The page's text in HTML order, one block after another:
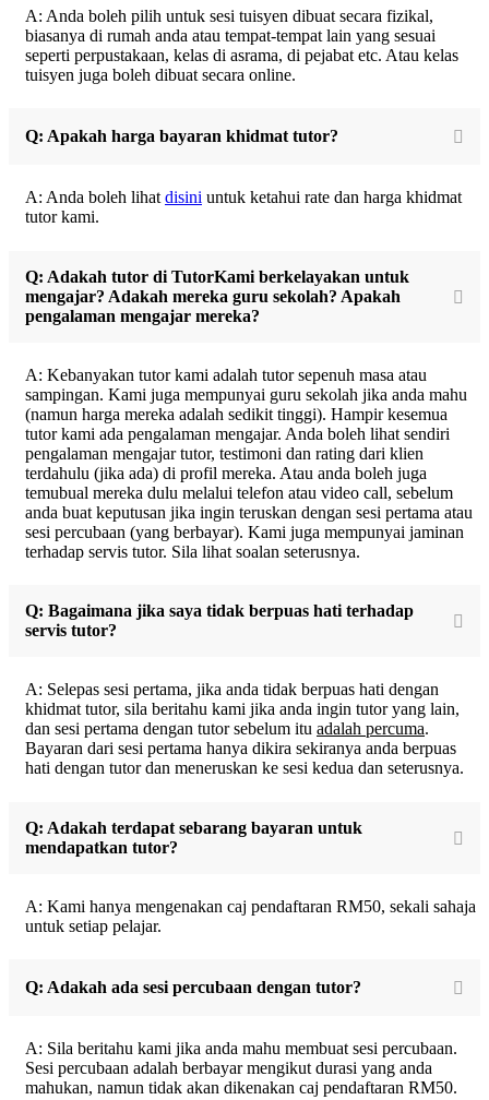
A: Anda boleh pilih untuk sesi tuisyen dibuat secara fizikal,
biasanya di rumah anda atau tempat-tempat lain yang sesuai
seperti perpustakaan, kelas di asrama, di pejabat etc. Atau kelas
tuisyen juga boleh dibuat secara online.
Q: Apakah harga bayaran khidmat tutor?
A: Anda boleh lihat disini untuk ketahui rate dan harga khidmat
tutor kami.
Q: Adakah tutor di TutorKami berkelayakan untuk
mengajar? Adakah mereka guru sekolah? Apakah
pengalaman mengajar mereka?
A: Kebanyakan tutor kami adalah tutor sepenuh masa atau
sampingan. Kami juga mempunyai guru sekolah jika anda mahu
(namun harga mereka adalah sedikit tinggi). Hampir kesemua
tutor kami ada pengalaman mengajar. Anda boleh lihat sendiri
pengalaman mengajar tutor, testimoni dan rating dari klien
terdahulu (jika ada) di profil mereka. Atau anda boleh juga
temubual mereka dulu melalui telefon atau video call, sebelum
anda buat keputusan jika ingin teruskan dengan sesi pertama atau
sesi percubaan (yang berbayar). Kami juga mempunyai jaminan
terhadap servis tutor. Sila lihat soalan seterusnya.
Q: Bagaimana jika saya tidak berpuas hati terhadap
servis tutor?
A: Selepas sesi pertama, jika anda tidak berpuas hati dengan
khidmat tutor, sila beritahu kami jika anda ingin tutor yang lain,
dan sesi pertama dengan tutor sebelum itu adalah percuma.
Bayaran dari sesi pertama hanya dikira sekiranya anda berpuas
hati dengan tutor dan meneruskan ke sesi kedua dan seterusnya.
Q: Adakah terdapat sebarang bayaran untuk
mendapatkan tutor?
A: Kami hanya mengenakan caj pendaftaran RM50, sekali sahaja
untuk setiap pelajar.
Q: Adakah ada sesi percubaan dengan tutor?
A: Sila beritahu kami jika anda mahu membuat sesi percubaan.
Sesi percubaan adalah berbayar mengikut durasi yang anda
mahukan, namun tidak akan dikenakan caj pendaftaran RM50.